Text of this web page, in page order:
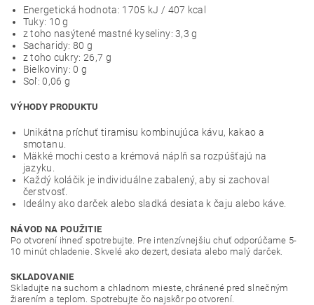
Energetická hodnota: 1705 kJ / 407 kcal
Tuky: 10 g
z toho nasýtené mastné kyseliny: 3,3 g
Sacharidy: 80 g
z toho cukry: 26,7 g
Bielkoviny: 0 g
Soľ: 0,06 g
VÝHODY PRODUKTU
Unikátna príchuť tiramisu kombinujúca kávu, kakao a
smotanu.
Mäkké mochi cesto a krémová náplň sa rozpúšťajú na
jazyku.
Každý koláčik je individuálne zabalený, aby si zachoval
čerstvosť.
Ideálny ako darček alebo sladká desiata k čaju alebo káve.
NÁVOD NA POUŽITIE
Po otvorení ihneď spotrebujte. Pre intenzívnejšiu chuť odporúčame 5-
10 minút chladenie. Skvelé ako dezert, desiata alebo malý darček.
SKLADOVANIE
Skladujte na suchom a chladnom mieste, chránené pred slnečným
žiarením a teplom. Spotrebujte čo najskôr po otvorení.